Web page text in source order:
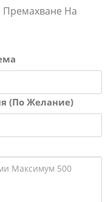
Премахване На
(По Желание)